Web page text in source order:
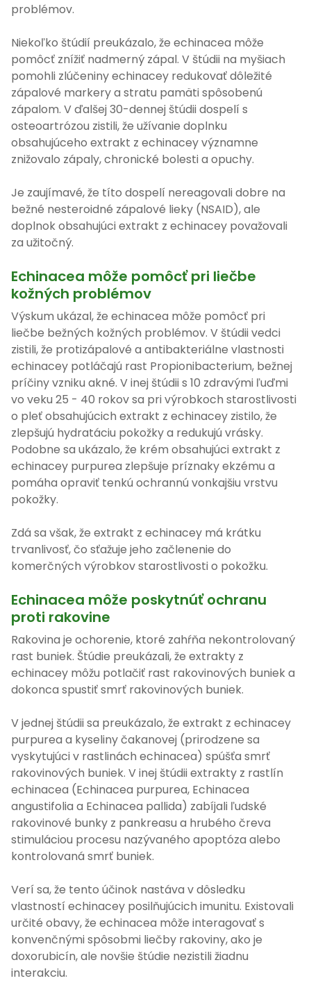
problémov.
Niekoľko štúdií preukázalo, že echinacea môže
pomôcť znížiť nadmerný zápal. V štúdii na myšiach
pomohli zlúčeniny echinacey redukovať dôležité
zápalové markery a stratu pamäti spôsobenú
zápalom. V ďalšej 30-dennej štúdii dospelí s
osteoartrózou zistili, že užívanie doplnku
obsahujúceho extrakt z echinacey významne
znižovalo zápaly, chronické bolesti a opuchy.
Je zaujímavé, že títo dospelí nereagovali dobre na
bežné nesteroidné zápalové lieky (NSAID), ale
doplnok obsahujúci extrakt z echinacey považovali
za užitočný.
Echinacea môže pomôcť pri liečbe
kožných problémov
Výskum ukázal, že echinacea môže pomôcť pri
liečbe bežných kožných problémov. V štúdii vedci
zistili, že protizápalové a antibakteriálne vlastnosti
echinacey potláčajú rast Propionibacterium, bežnej
príčiny vzniku akné. V inej štúdii s 10 zdravými ľuďmi
vo veku 25 - 40 rokov sa pri výrobkoch starostlivosti
o pleť obsahujúcich extrakt z echinacey zistilo, že
zlepšujú hydratáciu pokožky a redukujú vrásky.
Podobne sa ukázalo, že krém obsahujúci extrakt z
echinacey purpurea zlepšuje príznaky ekzému a
pomáha opraviť tenkú ochrannú vonkajšiu vrstvu
pokožky.
Zdá sa však, že extrakt z echinacey má krátku
trvanlivosť, čo sťažuje jeho začlenenie do
komerčných výrobkov starostlivosti o pokožku.
Echinacea môže poskytnúť ochranu
proti rakovine
Rakovina je ochorenie, ktoré zahŕňa nekontrolovaný
rast buniek. Štúdie preukázali, že extrakty z
echinacey môžu potlačiť rast rakovinových buniek a
dokonca spustiť smrť rakovinových buniek.
V jednej štúdii sa preukázalo, že extrakt z echinacey
purpurea a kyseliny čakanovej (prirodzene sa
vyskytujúci v rastlinách echinacea) spúšťa smrť
rakovinových buniek. V inej štúdii extrakty z rastlín
echinacea (Echinacea purpurea, Echinacea
angustifolia a Echinacea pallida) zabíjali ľudské
rakovinové bunky z pankreasu a hrubého čreva
stimuláciou procesu nazývaného apoptóza alebo
kontrolovaná smrť buniek.
Verí sa, že tento účinok nastáva v dôsledku
vlastností echinacey posilňujúcich imunitu. Existovali
určité obavy, že echinacea môže interagovať s
konvenčnými spôsobmi liečby rakoviny, ako je
doxorubicín, ale novšie štúdie nezistili žiadnu
interakciu.